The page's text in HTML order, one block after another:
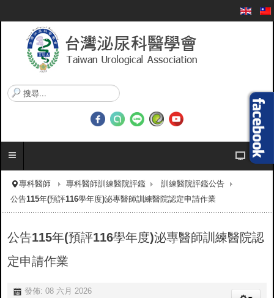
搜
尋
.
專科醫師 專科醫師訓練醫院評鑑
訓練醫院評鑑公告
公告115年(預評116學年度)泌專醫師訓練醫院認定申請作業
公告115年(預評116學年度)泌專醫師訓練醫院認
定申請作業
發佈: 08 六月 2026